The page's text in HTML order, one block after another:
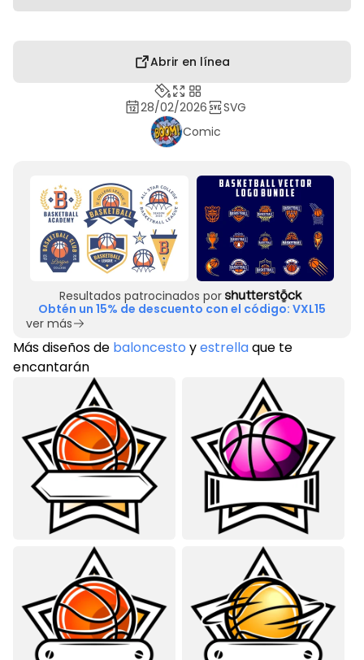
Abrir en línea
28/02/2026
SVG
Comic
Resultados patrocinados por
Obtén un 15% de descuento con el código: VXL15
ver más
Más diseños de baloncesto yestrellaque te
encantarán